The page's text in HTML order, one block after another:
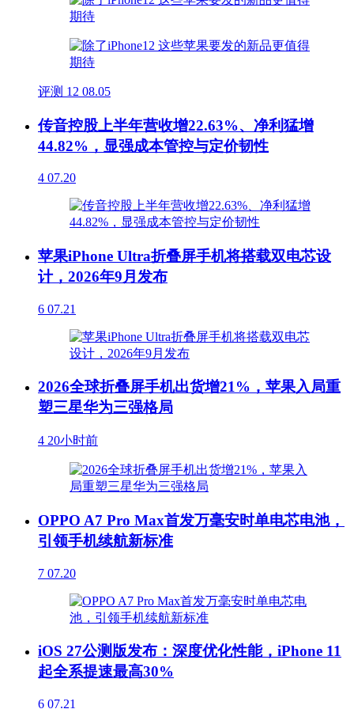
评测 12 08.05
传音控股上半年营收增22.63%、净利猛增
44.82%，显强成本管控与定价韧性
4 07.20
苹果iPhone Ultra折叠屏手机将搭载双电芯设
计，2026年9月发布
6 07.21
2026全球折叠屏手机出货增21%，苹果入局重
塑三星华为三强格局
4 20小时前
OPPO A7 Pro Max首发万毫安时单电芯电池，
引领手机续航新标准
7 07.20
iOS 27公测版发布：深度优化性能，iPhone 11
起全系提速最高30%
6 07.21